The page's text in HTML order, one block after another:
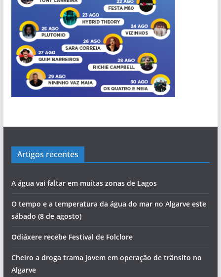
Artigos recentes
A água vai faltar em muitas zonas de Lagos
O tempo e a temperatura da água do mar no Algarve este
sábado (8 de agosto)
Odiáxere recebe Festival de Folclore
Cheiro a droga trama jovem em operação de trânsito no
Algarve